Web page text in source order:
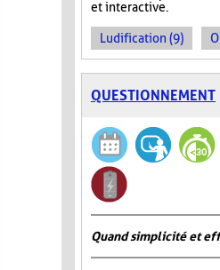
et interactive.
Ludification (9)
QUESTIONNEMENT
Quand simplicité et